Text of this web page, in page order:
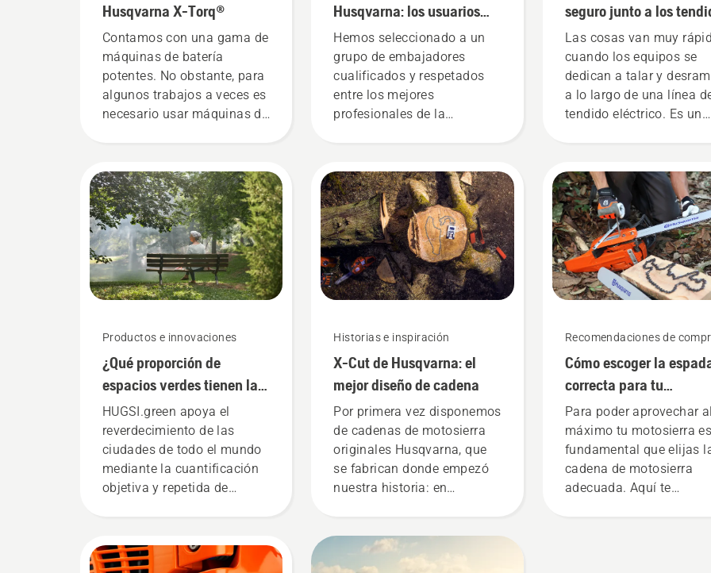
Husqvarna X-Torq®
Contamos con una gama de
máquinas de batería
potentes. No obstante, para
algunos trabajos a veces es
necesario usar máquinas de
proporciona la potencia y el
par que necesitas gracias a
una combustión muy
eficiente.
Productos e innovaciones
¿Qué proporción de
espacios verdes tienen las
ciudades de todo el
mundo?
HUGSI.green apoya el
reverdecimiento de las
ciudades de todo el mundo
mediante la cuantificación
objetiva y repetida de
zonas urbanas de cientos
de ciudades en más de
Husqvarna: los usuarios
más exigentes
Hemos seleccionado a un
grupo de embajadores
cualificados y respetados
entre los mejores
profesionales de la
equipo H. Y son nuestros
usuarios más exigentes.
Historias e inspiración
X-Cut de Husqvarna: el
mejor diseño de cadena
Por primera vez disponemos
de cadenas de motosierra
originales Husqvarna, que
se fabrican donde empezó
nuestra historia: en
en realidad la historia
comienza por el final.
seguro junto a los
eléctricos
Las cosas van muy
cuando los equipos se
dedican a talar y
a lo largo de una línea
tendido eléctrico. Es un
momento. Gerry Breton,
director de seguridad de
Lucas Tree Experts, se
decidió desde el primer
momento a invertir en
motosierras Husqvarna
equipadas con el
freno de cadena
rentable. El operario de
motosierra Bill Raleigh y
compañeros trabajan
aplicando mejores
de trabajo y
de una mayor seguridad
ergonomía.
Recomendaciones de
Cómo escoger la
correcta para tu
motosierra: Algunos
consejos
Para poder aprovechar al
máximo tu motosierra es
fundamental que elijas
cadena de motosierra
adecuada. Aquí te